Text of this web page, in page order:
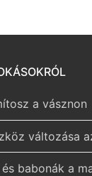
a vásznon
változása
babonák a